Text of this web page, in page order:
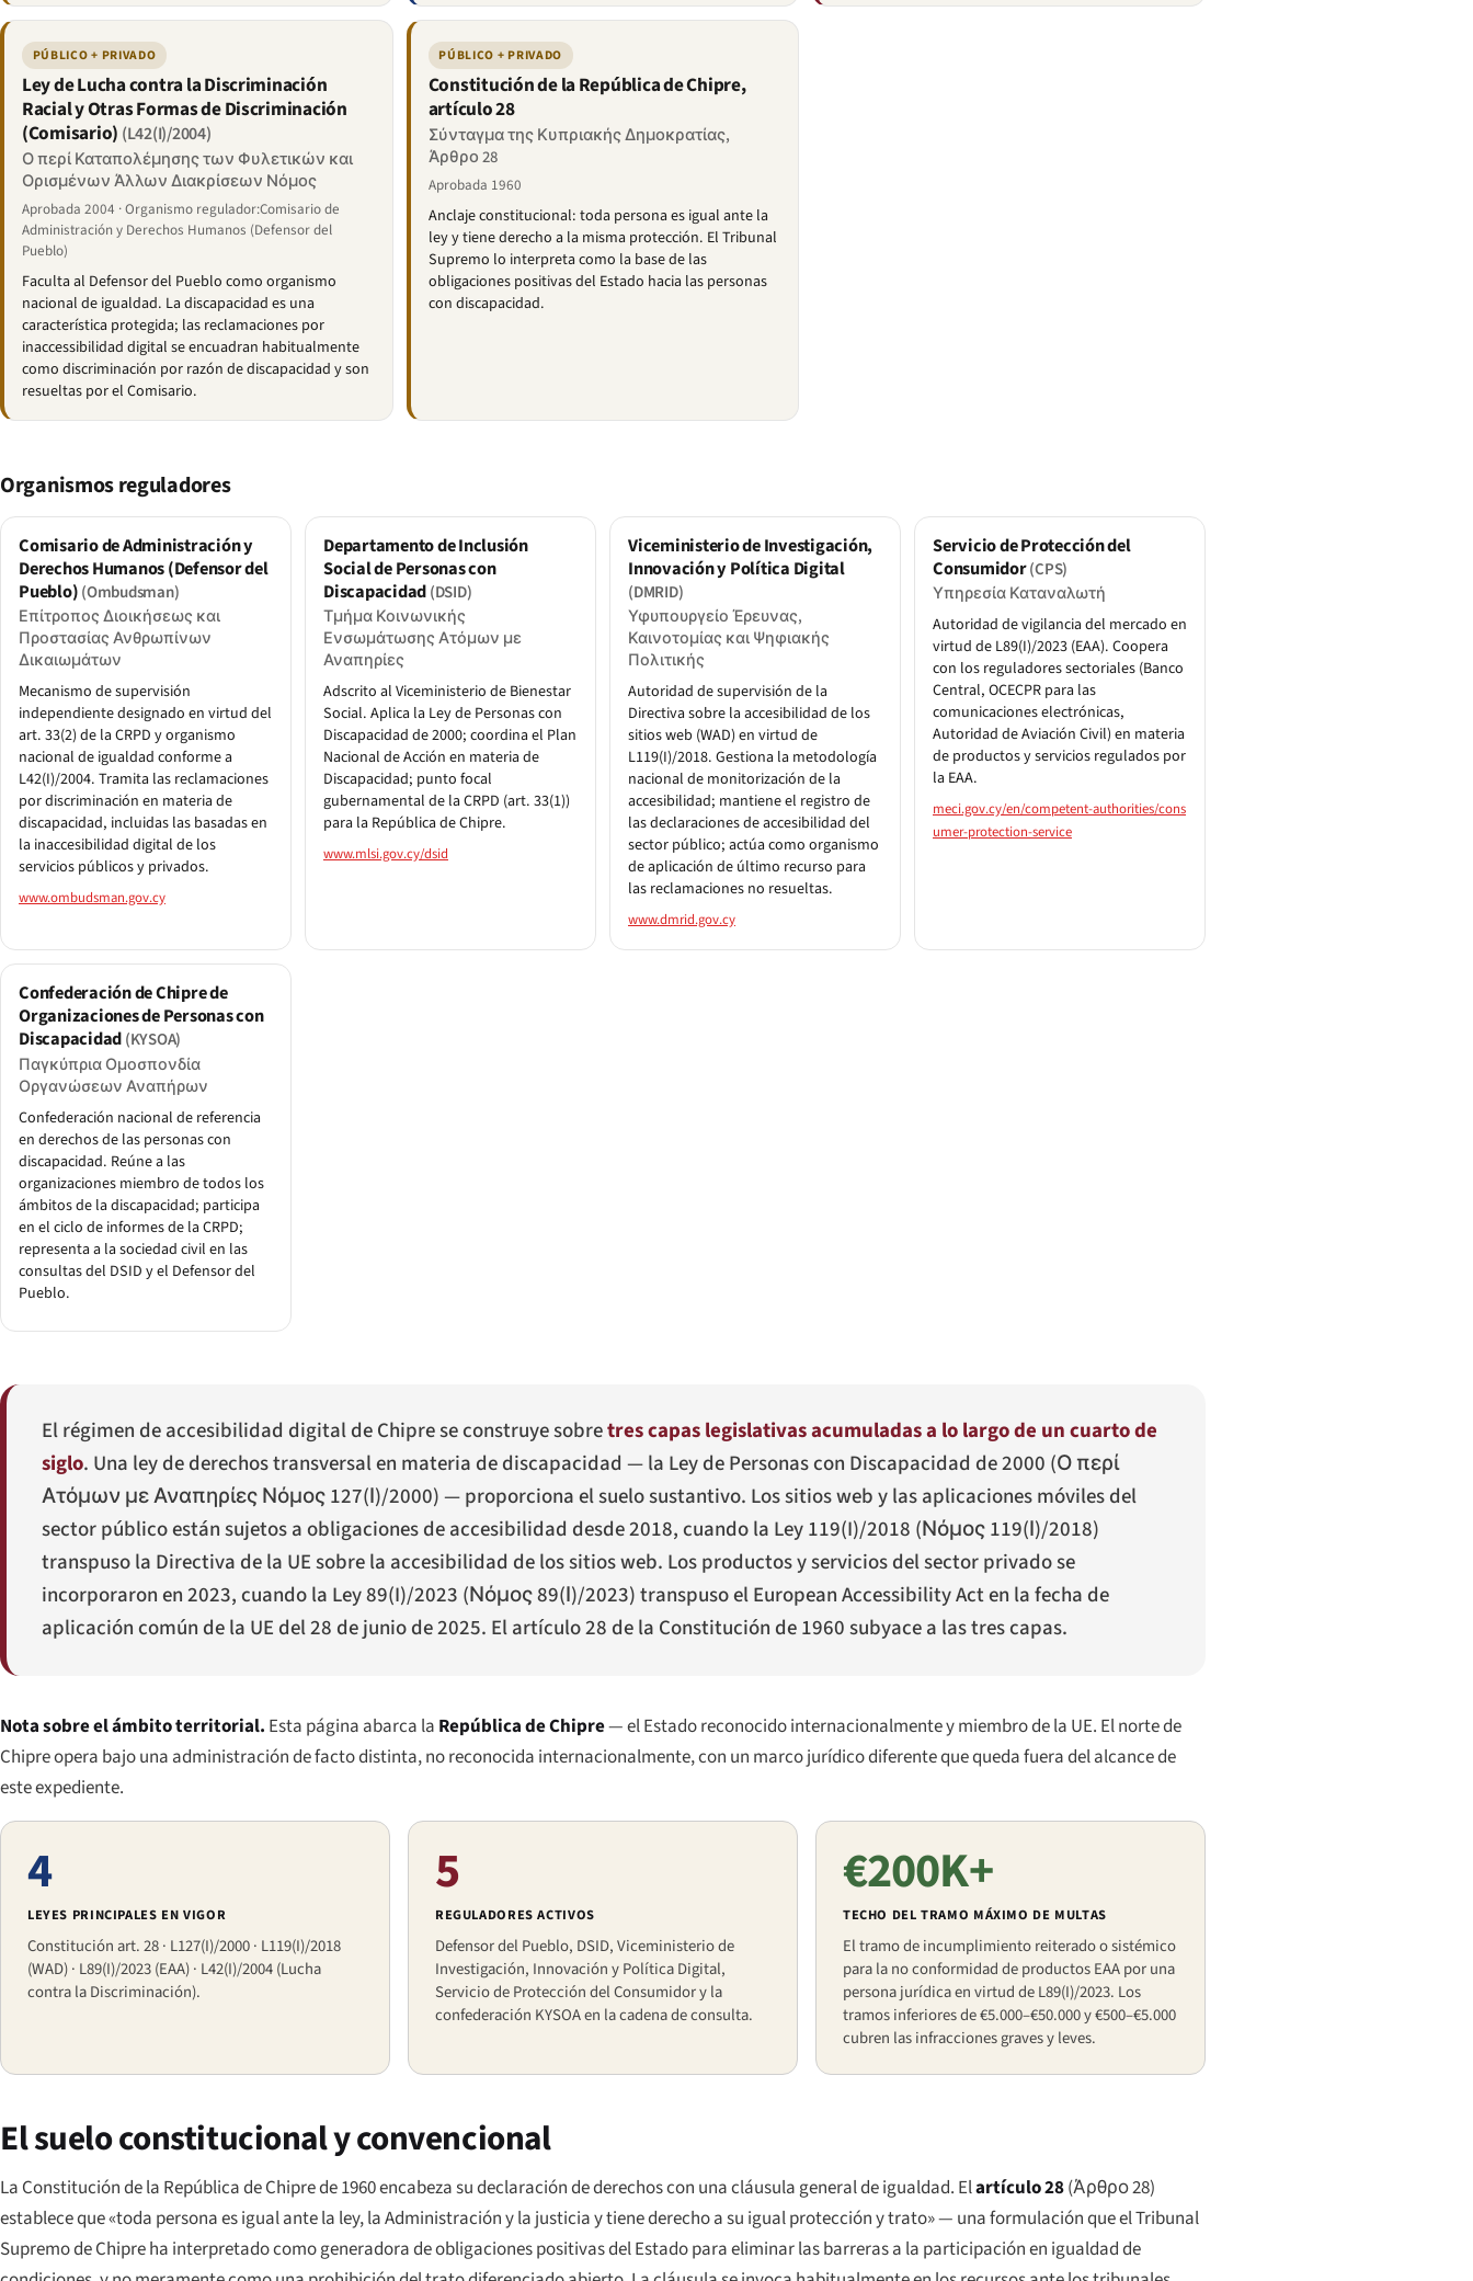
PÚBLICO + PRIVADO
Ley de Lucha contra la Discriminación
Racial y Otras Formas de Discriminación
(Comisario) (L42(I)/2004)
Ο περί Καταπολέμησης των Φυλετικών και
Ορισμένων Άλλων Διακρίσεων Νόμος
Aprobada 2004 · Organismo regulador:Comisario de
Administración y Derechos Humanos (Defensor del
Pueblo)
Faculta al Defensor del Pueblo como organismo
nacional de igualdad. La discapacidad es una
característica protegida; las reclamaciones por
inaccessibilidad digital se encuadran habitualmente
como discriminación por razón de discapacidad y son
resueltas por el Comisario.
PÚBLICO + PRIVADO
Constitución de la República de Chipre,
artículo 28
Σύνταγμα της Κυπριακής Δημοκρατίας,
Άρθρο 28
Aprobada 1960
Anclaje constitucional: toda persona es igual ante la
ley y tiene derecho a la misma protección. El Tribunal
Supremo lo interpreta como la base de las
obligaciones positivas del Estado hacia las personas
con discapacidad.
Organismos reguladores
Comisario de Administración y
Derechos Humanos (Defensor del
Pueblo)(Ombudsman)
Επίτροπος Διοικήσεως και
Προστασίας Ανθρωπίνων
Δικαιωμάτων
Mecanismo de supervisión
independiente designado en virtud del
art. 33(2) de la CRPD y organismo
nacional de igualdad conforme a
L42(I)/2004. Tramita las reclamaciones
por discriminación en materia de
discapacidad, incluidas las basadas en
la inaccesibilidad digital de los
servicios públicos y privados.
www.ombudsman.gov.cy
Departamento de Inclusión
Social de Personas con
Discapacidad(DSID)
Τμήμα Κοινωνικής
Ενσωμάτωσης Ατόμων με
Αναπηρίες
Adscrito al Viceministerio de Bienestar
Social. Aplica la Ley de Personas con
Discapacidad de 2000; coordina el Plan
Nacional de Acción en materia de
Discapacidad; punto focal
gubernamental de la CRPD (art. 33(1))
para la República de Chipre.
www.mlsi.gov.cy/dsid
Viceministerio de Investigación,
Innovación y Política Digital
(DMRID)
Υφυπουργείο Έρευνας,
Καινοτομίας και Ψηφιακής
Πολιτικής
Autoridad de supervisión de la
Directiva sobre la accesibilidad de los
sitios web (WAD) en virtud de
L119(I)/2018. Gestiona la metodología
nacional de monitorización de la
accesibilidad; mantiene el registro de
las declaraciones de accesibilidad del
sector público; actúa como organismo
de aplicación de último recurso para
las reclamaciones no resueltas.
www.dmrid.gov.cy
Servicio de Protección del
Consumidor(CPS)
Υπηρεσία Καταναλωτή
Autoridad de vigilancia del mercado en
virtud de L89(I)/2023 (EAA). Coopera
con los reguladores sectoriales (Banco
Central, OCECPR para las
comunicaciones electrónicas,
Autoridad de Aviación Civil) en materia
de productos y servicios regulados por
la EAA.
meci.gov.cy/en/competent-authorities/cons
umer-protection-service
Confederación de Chipre de
Organizaciones de Personas con
Discapacidad(KYSOA)
Παγκύπρια Ομοσπονδία
Οργανώσεων Αναπήρων
Confederación nacional de referencia
en derechos de las personas con
discapacidad. Reúne a las
organizaciones miembro de todos los
ámbitos de la discapacidad; participa
en el ciclo de informes de la CRPD;
representa a la sociedad civil en las
consultas del DSID y el Defensor del
Pueblo.
El régimen de accesibilidad digital de Chipre se construye sobretres capas legislativas acumuladas a lo largo de un cuarto de
siglo. Una ley de derechos transversal en materia de discapacidad — la Ley de Personas con Discapacidad de 2000 (Ο περί
Ατόμων με Αναπηρίες Νόμος 127(Ι)/2000) — proporciona el suelo sustantivo. Los sitios web y las aplicaciones móviles del
sector público están sujetos a obligaciones de accesibilidad desde 2018, cuando la Ley 119(I)/2018 (Νόμος 119(Ι)/2018)
transpuso la Directiva de la UE sobre la accesibilidad de los sitios web. Los productos y servicios del sector privado se
incorporaron en 2023, cuando la Ley 89(I)/2023 (Νόμος 89(Ι)/2023) transpuso el European Accessibility Act en la fecha de
aplicación común de la UE del 28 de junio de 2025. El artículo 28 de la Constitución de 1960 subyace a las tres capas.
Nota sobre el ámbito territorial. Esta página abarca la República de Chipre— el Estado reconocido internacionalmente y miembro de la UE. El norte de
Chipre opera bajo una administración de facto distinta, no reconocida internacionalmente, con un marco jurídico diferente que queda fuera del alcance de
este expediente.
4
LEYES PRINCIPALES EN VIGOR
Constitución art. 28 · L127(I)/2000 · L119(I)/2018
(WAD) · L89(I)/2023 (EAA) · L42(I)/2004 (Lucha
contra la Discriminación).
5
REGULADORES ACTIVOS
Defensor del Pueblo, DSID, Viceministerio de
Investigación, Innovación y Política Digital,
Servicio de Protección del Consumidor y la
confederación KYSOA en la cadena de consulta.
€200K+
TECHO DEL TRAMO MÁXIMO DE MULTAS
El tramo de incumplimiento reiterado o sistémico
para la no conformidad de productos EAA por una
persona jurídica en virtud de L89(I)/2023. Los
tramos inferiores de €5.000–€50.000 y €500–€5.000
cubren las infracciones graves y leves.
El suelo constitucional y convencional
La Constitución de la República de Chipre de 1960 encabeza su declaración de derechos con una cláusula general de igualdad. Elartículo 28(Άρθρο 28)
establece que «toda persona es igual ante la ley, la Administración y la justicia y tiene derecho a su igual protección y trato» — una formulación que el Tribunal
Supremo de Chipre ha interpretado como generadora de obligaciones positivas del Estado para eliminar las barreras a la participación en igualdad de